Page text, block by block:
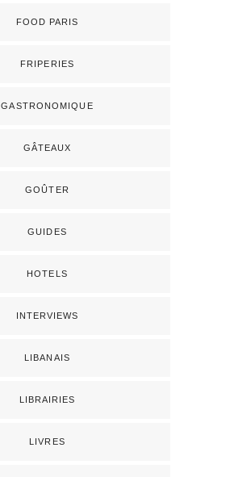
FOOD PARIS
FRIPERIES
GASTRONOMIQUE
GÂTEAUX
GOÛTER
GUIDES
HOTELS
INTERVIEWS
LIBANAIS
LIBRAIRIES
LIVRES